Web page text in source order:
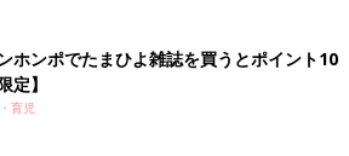
ホンポでたまひよ雑誌を買うとポイント10
定】
育児